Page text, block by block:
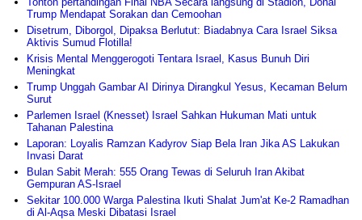
Trump Mendapat Sorakan dan Cemoohan
Disetrum, Diborgol, Dipaksa Berlutut: Biadabnya Cara Israel Siksa
Aktivis Sumud Flotilla!
Krisis Mental Menggerogoti Tentara Israel, Kasus Bunuh Diri
Meningkat
Trump Unggah Gambar AI Dirinya Dirangkul Yesus, Kecaman Belum
Surut
Parlemen Israel (Knesset) Israel Sahkan Hukuman Mati untuk
Tahanan Palestina
Laporan: Loyalis Ramzan Kadyrov Siap Bela Iran Jika AS Lakukan
Invasi Darat
Bulan Sabit Merah: 555 Orang Tewas di Seluruh Iran Akibat
Gempuran AS-Israel
Sekitar 100.000 Warga Palestina Ikuti Shalat Jum'at Ke-2 Ramadhan
di Al-Aqsa Meski Dibatasi Israel